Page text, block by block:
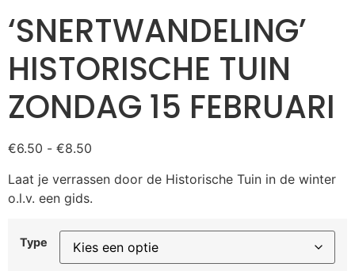
‘SNERTWANDELING’
HISTORISCHE TUIN
ZONDAG 15 FEBRUARI
€6.50 - €8.50
Laat je verrassen door de Historische Tuin in de winter
o.l.v. een gids.
Type